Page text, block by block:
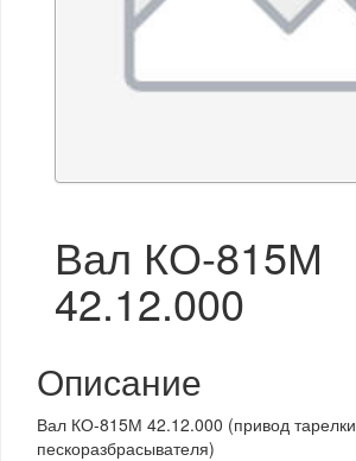
Вал КО-815М
42.12.000
Описание
Вал КО-815М 42.12.000 (привод тарелки
пескоразбрасывателя)